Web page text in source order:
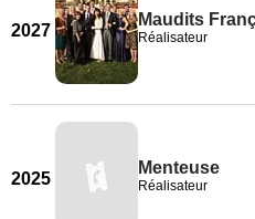
2027
Maudits
Réalisateur
2025
Menteuse
Réalisateur